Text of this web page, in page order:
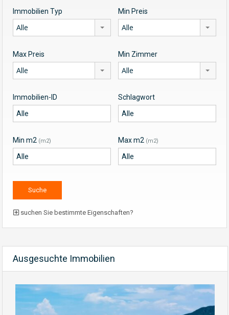
Immobilien Typ
Alle
Min Preis
Alle
Max Preis
Alle
Min Zimmer
Alle
Immobilien-ID Schlagwort
Min m2 (m2) Max m2 (m2)
suchen Sie bestimmte Eigenschaften?
Ausgesuchte Immobilien